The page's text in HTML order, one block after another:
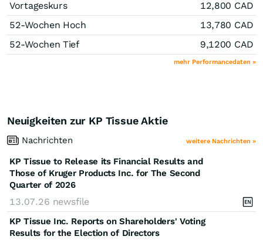
Vortageskurs 12,800 CAD
52-Wochen Hoch
13,780 CAD
52-Wochen Tief
9,1200 CAD
mehr Performancedaten »
Neuigkeiten zur KP Tissue Aktie
Nachrichten weitere Nachrichten »
KP Tissue to Release its Financial Results and
Those of Kruger Products Inc. for The Second
Quarter of 2026
13.07.26 newsfile
KP Tissue Inc. Reports on Shareholders' Voting
Results for the Election of Directors